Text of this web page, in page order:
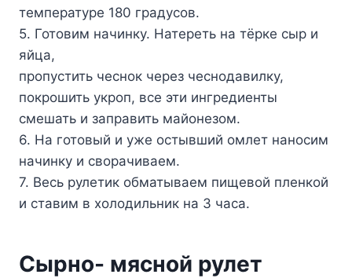
температуре 180 градусов.
5. Готовим начинку. Натереть на тёрке сыр и
яйца,
пропустить чеснок через чеснодавилку,
покрошить укроп, все эти ингредиенты
смешать и заправить майонезом.
6. На готовый и уже остывший омлет наносим
начинку и сворачиваем.
7. Весь рулетик обматываем пищевой пленкой
и ставим в холодильник на 3 часа.
Сырно- мясной рулет